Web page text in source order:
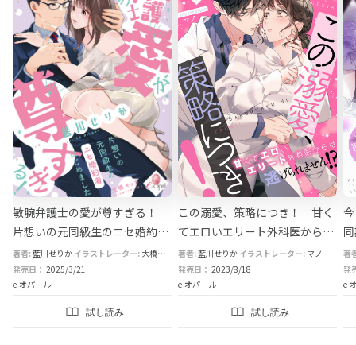
花色 堤篁ふみ
敏腕弁護士の愛が尊すぎる！
片想いの元同級生のニセ婚約者
はじめました
著者:藍川せりか イラストレーター: 大橋キッカ
発売日： 2025/3/21
e-オパール
試し読み
この溺愛、策略につき！ 甘く
てエロいエリート外科医からは
逃げられません!?
著者:藍川せりか イラストレーター: マノ
発売日： 2023/8/18
e-オパール
試し読み
著
発
e-